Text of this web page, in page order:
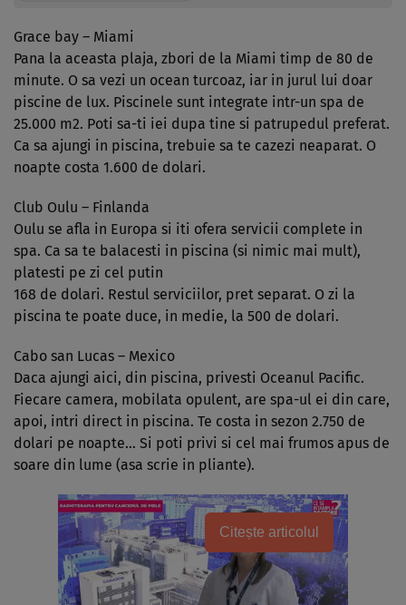
Grace bay – Miami
Pana la aceasta plaja, zbori de la Miami timp de 80 de
minute. O sa vezi un ocean turcoaz, iar in jurul lui doar
piscine de lux. Piscinele sunt integrate intr-un spa de
25.000 m2. Poti sa-ti iei dupa tine si patrupedul preferat.
Ca sa ajungi in piscina, trebuie sa te cazezi neaparat. O
noapte costa 1.600 de dolari.
Club Oulu – Finlanda
Oulu se afla in Europa si iti ofera servicii complete in
spa. Ca sa te balacesti in piscina (si nimic mai mult),
platesti pe zi cel putin
168 de dolari. Restul serviciilor, pret separat. O zi la
piscina te poate duce, in medie, la 500 de dolari.
Cabo san Lucas – Mexico
Daca ajungi aici, din piscina, privesti Oceanul Pacific.
Fiecare camera, mobilata opulent, are spa-ul ei din care,
apoi, intri direct in piscina. Te costa in sezon 2.750 de
dolari pe noapte… Si poti privi si cel mai frumos apus de
soare din lume (asa scrie in pliante).
Citește articolul